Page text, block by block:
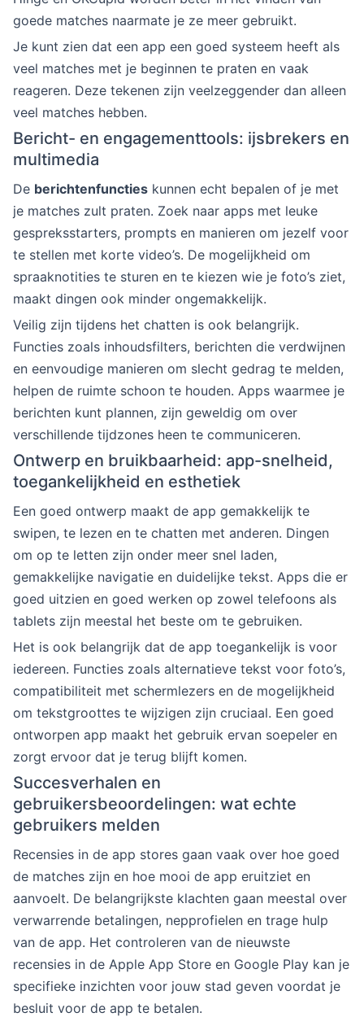
goede matches naarmate je ze meer gebruikt.
Je kunt zien dat een app een goed systeem heeft als
veel matches met je beginnen te praten en vaak
reageren. Deze tekenen zijn veelzeggender dan alleen
veel matches hebben.
Bericht- en engagementtools: ijsbrekers en
multimedia
De berichtenfuncties kunnen echt bepalen of je met
je matches zult praten. Zoek naar apps met leuke
gespreksstarters, prompts en manieren om jezelf voor
te stellen met korte video’s. De mogelijkheid om
spraaknotities te sturen en te kiezen wie je foto’s ziet,
maakt dingen ook minder ongemakkelijk.
Veilig zijn tijdens het chatten is ook belangrijk.
Functies zoals inhoudsfilters, berichten die verdwijnen
en eenvoudige manieren om slecht gedrag te melden,
helpen de ruimte schoon te houden. Apps waarmee je
berichten kunt plannen, zijn geweldig om over
verschillende tijdzones heen te communiceren.
Ontwerp en bruikbaarheid: app-snelheid,
toegankelijkheid en esthetiek
Een goed ontwerp maakt de app gemakkelijk te
swipen, te lezen en te chatten met anderen. Dingen
om op te letten zijn onder meer snel laden,
gemakkelijke navigatie en duidelijke tekst. Apps die er
goed uitzien en goed werken op zowel telefoons als
tablets zijn meestal het beste om te gebruiken.
Het is ook belangrijk dat de app toegankelijk is voor
iedereen. Functies zoals alternatieve tekst voor foto’s,
compatibiliteit met schermlezers en de mogelijkheid
om tekstgroottes te wijzigen zijn cruciaal. Een goed
ontworpen app maakt het gebruik ervan soepeler en
zorgt ervoor dat je terug blijft komen.
Succesverhalen en
gebruikersbeoordelingen: wat echte
gebruikers melden
Recensies in de app stores gaan vaak over hoe goed
de matches zijn en hoe mooi de app eruitziet en
aanvoelt. De belangrijkste klachten gaan meestal over
verwarrende betalingen, nepprofielen en trage hulp
van de app. Het controleren van de nieuwste
recensies in de Apple App Store en Google Play kan je
specifieke inzichten voor jouw stad geven voordat je
besluit voor de app te betalen.